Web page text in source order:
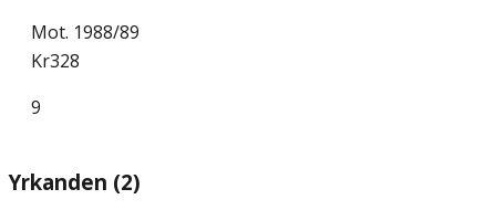
Mot. 1988/89
Kr328
9
Yrkanden (2)